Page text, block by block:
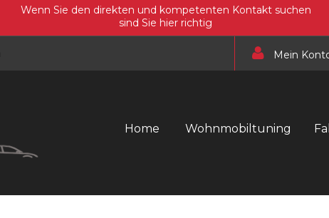
Wenn Sie den direkten und kompetenten Kontakt suchen
sind Sie hier richtig
Mein
Home Wohnmobiltuning